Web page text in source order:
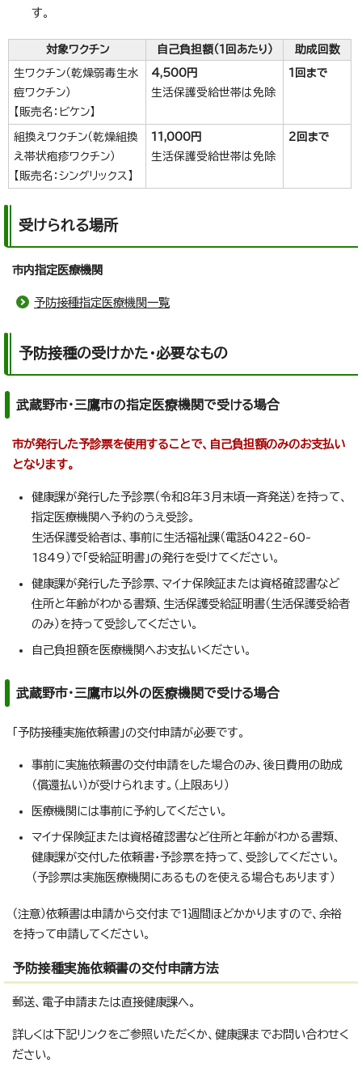
す。
対象ワクチン 自己負担額（1回あたり） 助成回数
生ワクチン（乾燥弱毒生水
痘ワクチン）
【販売名：ビケン】
4,500円
生活保護受給世帯は免除
1回まで
組換えワクチン（乾燥組換
え帯状疱疹ワクチン）
【販売名：シングリックス】
11,000円
生活保護受給世帯は免除
2回まで
受けられる場所
市内指定医療機関
予防接種指定医療機関一覧
予防接種の受けかた・必要なもの
武蔵野市・三鷹市の指定医療機関で受ける場合
市が発行した予診票を使用することで、自己負担額のみのお支払い
となります。
健康課が発行した予診票（令和8年3月末頃一斉発送）を持って、
指定医療機関へ予約のうえ受診。
生活保護受給者は、事前に生活福祉課（電話0422-60-
1849）で「受給証明書」の発行を受けてください。
健康課が発行した予診票、マイナ保険証または資格確認書など
住所と年齢がわかる書類、生活保護受給証明書（生活保護受給者
のみ）を持って受診してください。
自己負担額を医療機関へお支払いください。
武蔵野市・三鷹市以外の医療機関で受ける場合
「予防接種実施依頼書」の交付申請が必要です。
事前に実施依頼書の交付申請をした場合のみ、後日費用の助成
（償還払い）が受けられます。（上限あり）
医療機関には事前に予約してください。
マイナ保険証または資格確認書など住所と年齢がわかる書類、
健康課が交付した依頼書・予診票を持って、受診してください。
（予診票は実施医療機関にあるものを使える場合もあります）
（注意）依頼書は申請から交付まで1週間ほどかかりますので、余裕
を持って申請してください。
予防接種実施依頼書の交付申請方法
郵送、電子申請または直接健康課へ。
詳しくは下記リンクをご参照いただくか、健康課までお問い合わせく
ださい。